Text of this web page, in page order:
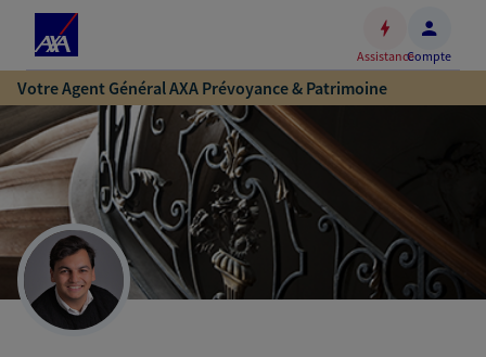
Accéder
au
contenu
principal
Accéder
au
pied
de
page
AssistanceCompte
Votre Agent Général AXA Prévoyance & Patrimoine